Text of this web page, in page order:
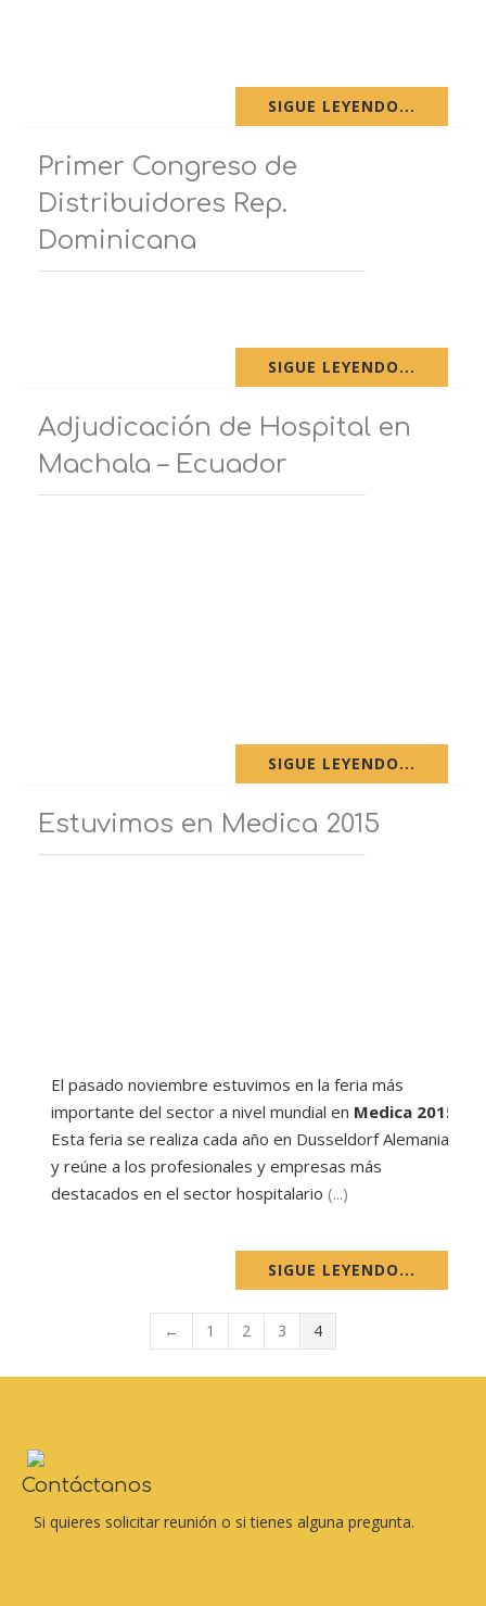
SIGUE LEYENDO...
Primer Congreso de
Distribuidores Rep.
Dominicana
SIGUE LEYENDO...
Adjudicación de Hospital en
Machala – Ecuador
SIGUE LEYENDO...
Estuvimos en Medica 2015
El pasado noviembre estuvimos en la feria más
importante del sector a nivel mundial en Medica 2015
Esta feria se realiza cada año en Dusseldorf Alemania
y reúne a los profesionales y empresas más
destacados en el sector hospitalario (...)
SIGUE LEYENDO...
← 1 2 3 4
Contáctanos
Si quieres solicitar reunión o si tienes alguna pregunta.